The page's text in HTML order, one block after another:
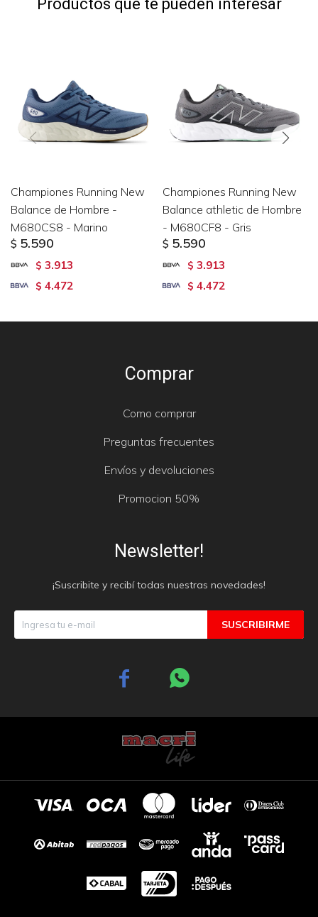
Productos que te pueden interesar
Championes Running New
Balance de Hombre -
M680CS8 - Marino
$ 5.590
$ 3.913
$ 4.472
Championes Running New
Balance athletic de Hombre
- M680CF8 - Gris
$ 5.590
$ 3.913
$ 4.472
Comprar
Como comprar
Preguntas frecuentes
Envíos y devoluciones
Promocion 50%
Newsletter!
¡Suscribite y recibí todas nuestras novedades!
SUSCRIBIRME
 